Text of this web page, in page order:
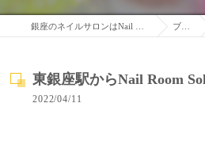
ブログ
東銀座駅からNail Room
2022/04/11